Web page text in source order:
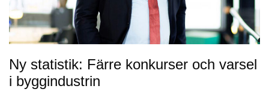
Ny statistik: Färre konkurser och varsel
i byggindustrin